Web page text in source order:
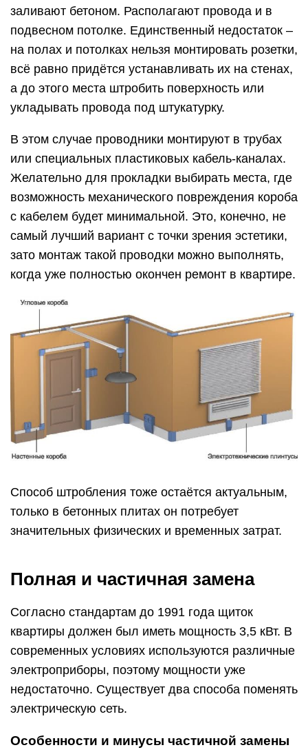
заливают бетоном. Располагают провода и в
подвесном потолке. Единственный недостаток –
на полах и потолках нельзя монтировать розетки,
всё равно придётся устанавливать их на стенах,
а до этого места штробить поверхность или
укладывать провода под штукатурку.
В этом случае проводники монтируют в трубах
или специальных пластиковых кабель-каналах.
Желательно для прокладки выбирать места, где
возможность механического повреждения короба
с кабелем будет минимальной. Это, конечно, не
самый лучший вариант с точки зрения эстетики,
зато монтаж такой проводки можно выполнять,
когда уже полностью окончен ремонт в квартире.
Способ штробления тоже остаётся актуальным,
только в бетонных плитах он потребует
значительных физических и временных затрат.
Полная и частичная замена
Согласно стандартам до 1991 года щиток
квартиры должен был иметь мощность 3,5 кВт. В
современных условиях используются различные
электроприборы, поэтому мощности уже
недостаточно. Существует два способа поменять
электрическую сеть.
Особенности и минусы частичной замены